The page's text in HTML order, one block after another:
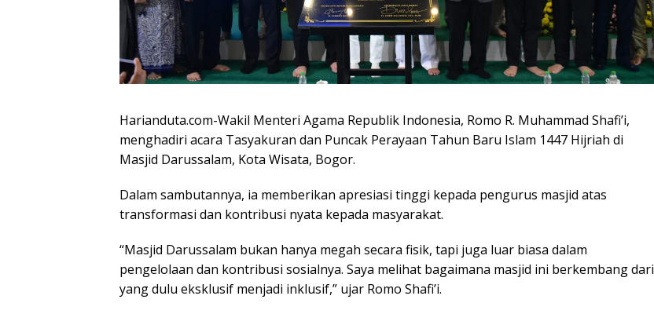
Harianduta.com-Wakil Menteri Agama Republik Indonesia, Romo R. Muhammad Shafi’i,
menghadiri acara Tasyakuran dan Puncak Perayaan Tahun Baru Islam 1447 Hijriah di
Masjid Darussalam, Kota Wisata, Bogor.
Dalam sambutannya, ia memberikan apresiasi tinggi kepada pengurus masjid atas
transformasi dan kontribusi nyata kepada masyarakat.
“Masjid Darussalam bukan hanya megah secara fisik, tapi juga luar biasa dalam
pengelolaan dan kontribusi sosialnya. Saya melihat bagaimana masjid ini berkembang dari
yang dulu eksklusif menjadi inklusif,” ujar Romo Shafi’i.